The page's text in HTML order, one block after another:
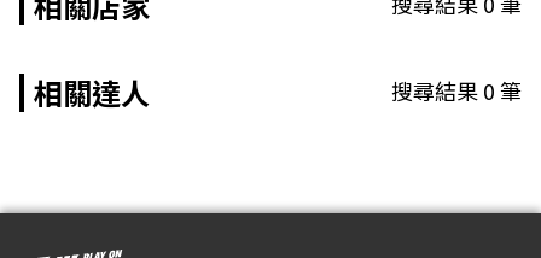
相關達人 搜尋結果0筆